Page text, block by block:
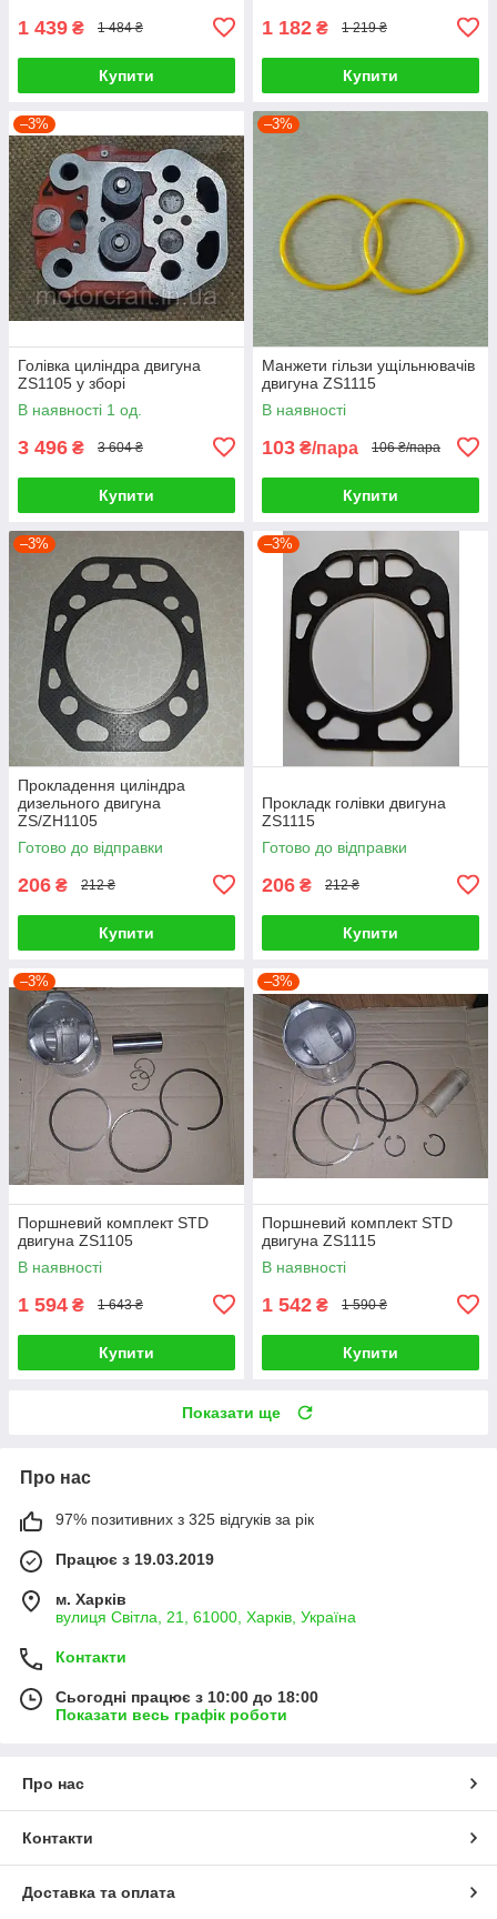
1 439 ₴ 1 484 ₴
Купити
1 182 ₴ 1 219 ₴
Купити
–3%
Голівка циліндра двигуна
ZS1105 у зборі
В наявності 1 од.
3 496 ₴ 3 604 ₴
Купити
–3%
Манжети гільзи ущільнювачів
двигуна ZS1115
В наявності
103 ₴/пара 106 ₴/пара
Купити
–3%
Прокладення циліндра
дизельного двигуна
ZS/ZH1105
Готово до відправки
206 ₴ 212 ₴
Купити
–3%
Прокладк голівки двигуна
ZS1115
Готово до відправки
206 ₴ 212 ₴
Купити
–3%
Поршневий комплект STD
двигуна ZS1105
В наявності
1 594 ₴ 1 643 ₴
Купити
–3%
Поршневий комплект STD
двигуна ZS1115
В наявності
1 542 ₴ 1 590 ₴
Купити
Показати ще
Про нас
97% позитивних з 325 відгуків за рік
Працює з 19.03.2019
м. Харків
вулиця Світла, 21, 61000, Харків, Україна
Контакти
Сьогодні працює з 10:00 до 18:00
Показати весь графік роботи
Про нас
Контакти
Доставка та оплата